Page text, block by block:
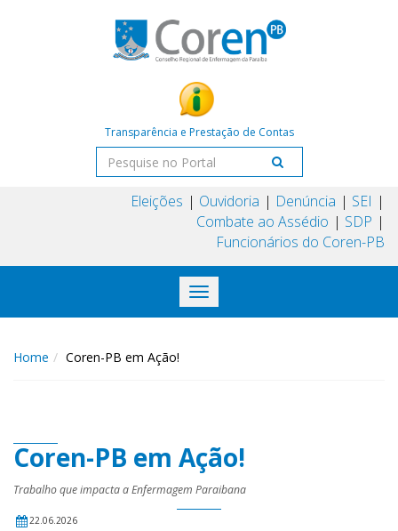
Transparência e Prestação de Contas
Eleições Ouvidoria Denúncia
SEI
Combate ao Assédio
SDP
Funcionários do Coren-PB
Toggle
navigation
Home Coren-PB em Ação!
Coren-PB em Ação!
Trabalho que impacta a Enfermagem Paraibana
22.06.2026